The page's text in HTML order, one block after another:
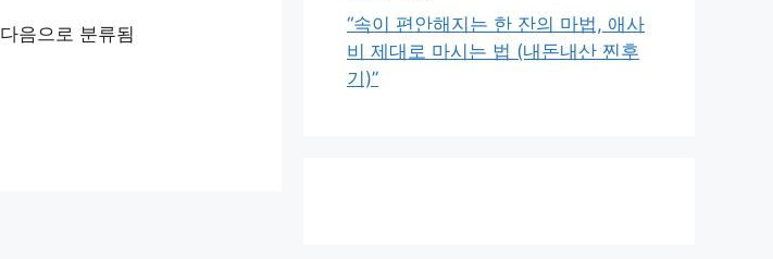
다음으로 분류됨
“속이 편안해지는 한 잔의 마법, 애사
비 제대로 마시는 법 (내돈내산 찐후
기)”